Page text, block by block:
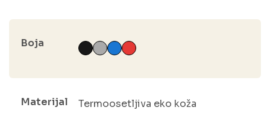
Boja
Materijal Termoosetljiva eko koža